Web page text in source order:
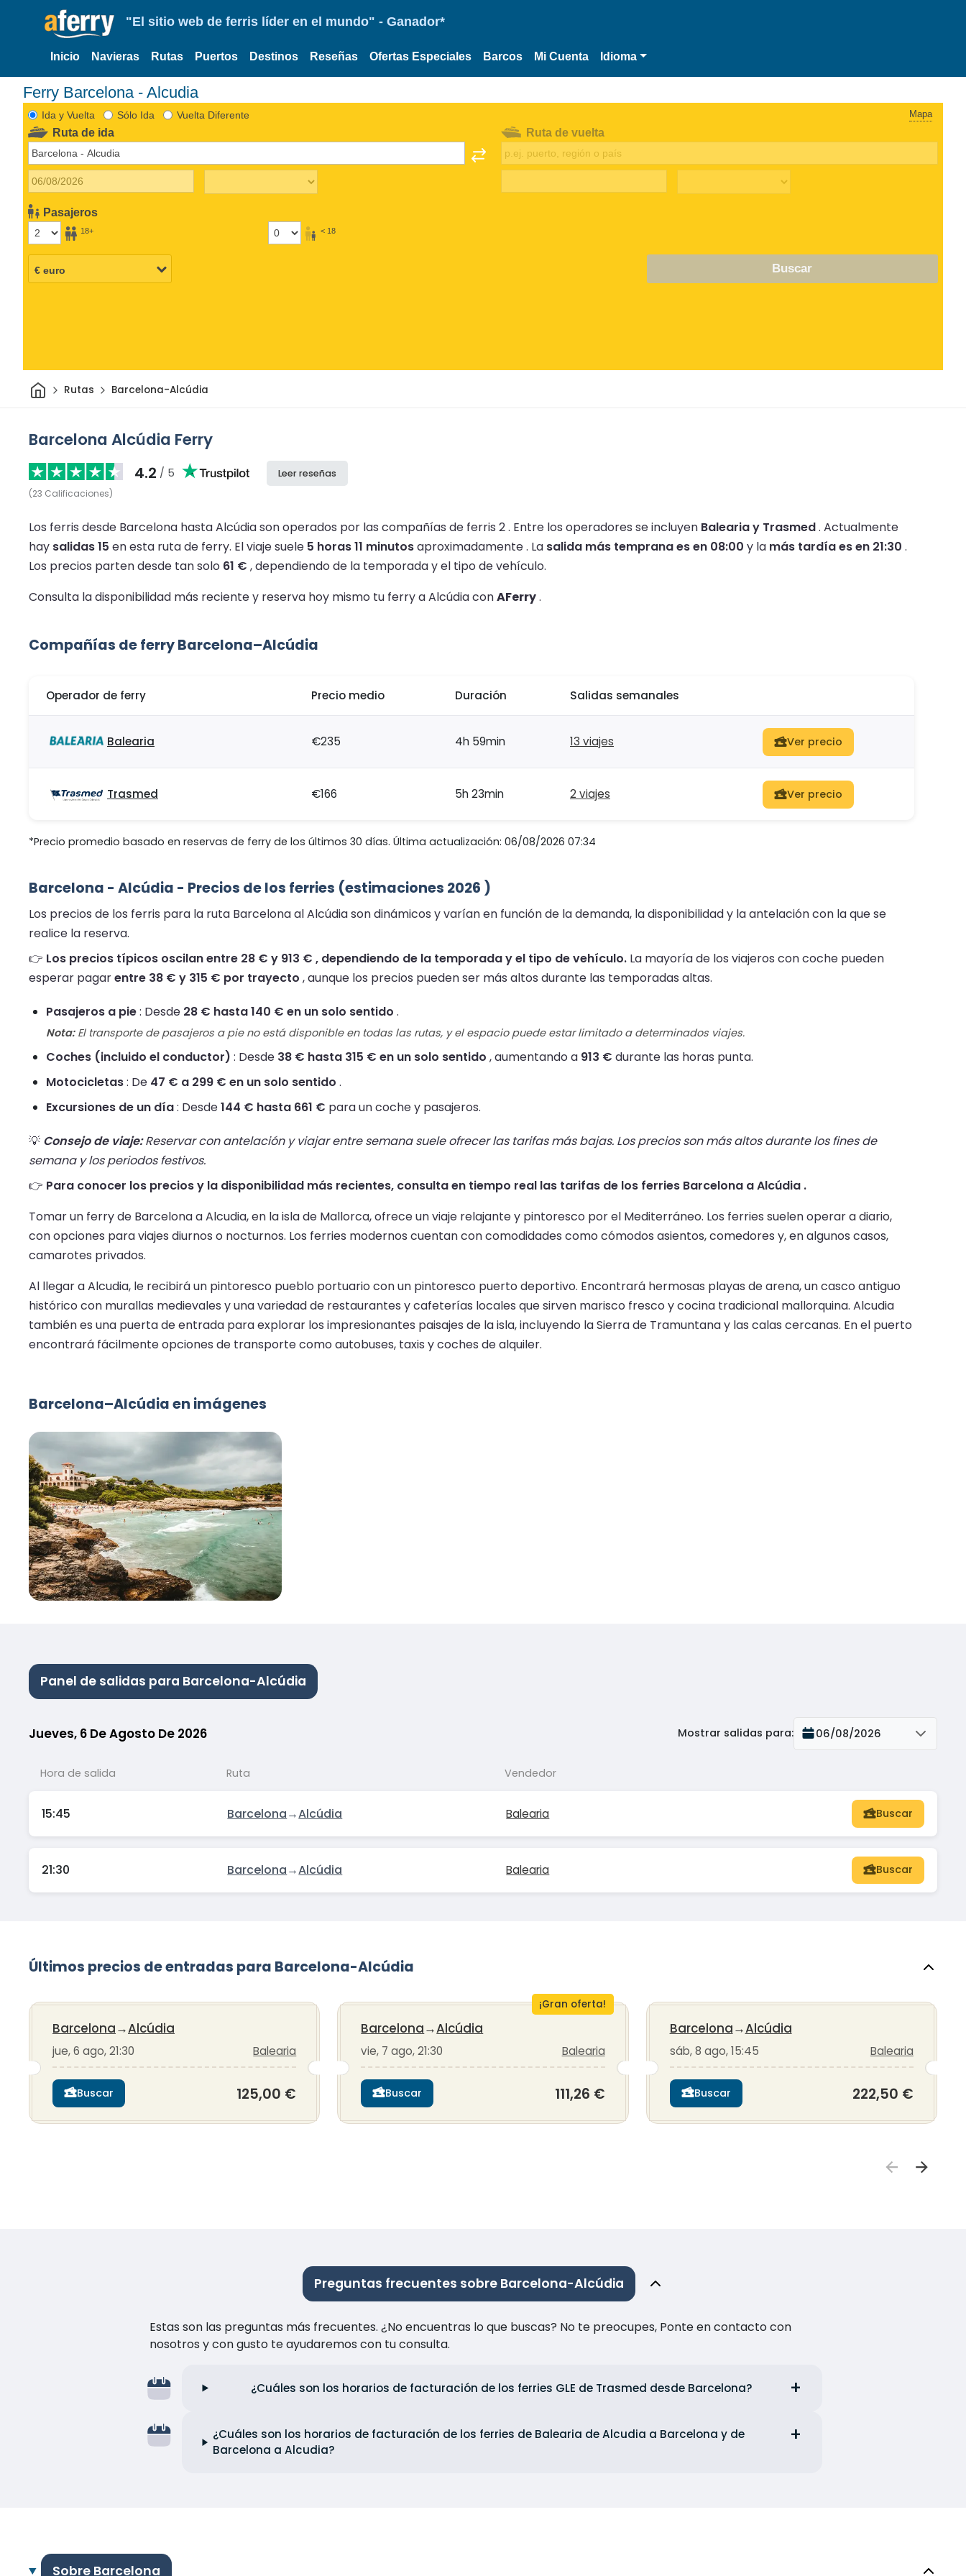
"El sitio web de ferris líder en el mundo" - Ganador*
Inicio Navieras Rutas Puertos Destinos Reseñas Ofertas Especiales Barcos Mi Cuenta Idioma
Ferry Barcelona - Alcudia
Ida y Vuelta Sólo Ida Vuelta Diferente Mapa
Ruta de ida
Pasajeros
18+ < 18
Ruta de vuelta
Buscar
InicioRutas Barcelona-Alcúdia
Barcelona Alcúdia Ferry
4.2 / 5
(23 Calificaciones)
Leer reseñas
Los ferris desde Barcelona hasta Alcúdia son operados por las compañías de ferris 2 . Entre los operadores se incluyen Balearia y Trasmed. Actualmente
hay salidas 15 en esta ruta de ferry. El viaje suele 5 horas 11 minutosaproximadamente . La salida más temprana es en 08:00 y la más tardía es en 21:30 .
Los precios parten desde tan solo 61 € , dependiendo de la temporada y el tipo de vehículo.
Consulta la disponibilidad más reciente y reserva hoy mismo tu ferry a Alcúdia conAFerry.
Compañías de ferry Barcelona–Alcúdia
Operador de ferry Precio medio Duración Salidas semanales
Balearia €235 4h 59min 13 viajes Ver precio
Trasmed €166 5h 23min 2 viajes Ver precio
*Precio promedio basado en reservas de ferry de los últimos 30 días. Última actualización: 06/08/2026 07:34
Barcelona - Alcúdia - Precios de los ferries (estimaciones 2026 )
Los precios de los ferris para la ruta Barcelona al Alcúdia son dinámicos y varían en función de la demanda, la disponibilidad y la antelación con la que se
realice la reserva.
👉 Los precios típicos oscilan entre 28 € y 913 € , dependiendo de la temporada y el tipo de vehículo. La mayoría de los viajeros con coche pueden
esperar pagarentre 38 € y 315 € por trayecto , aunque los precios pueden ser más altos durante las temporadas altas.
Pasajeros a pie: Desde 28 € hasta 140 € en un solo sentido .
Nota:El transporte de pasajeros a pie no está disponible en todas las rutas, y el espacio puede estar limitado a determinados viajes.
Coches (incluido el conductor) : Desde 38 € hasta 315 € en un solo sentido , aumentando a 913 € durante las horas punta.
Motocicletas: De 47 € a 299 € en un solo sentido .
Excursiones de un día: Desde144 € hasta 661 € para un coche y pasajeros.
💡 Consejo de viaje:Reservar con antelación y viajar entre semana suele ofrecer las tarifas más bajas. Los precios son más altos durante los fines de
semana y los periodos festivos.
👉 Para conocer los precios y la disponibilidad más recientes, consulta en tiempo real las tarifas de los ferries Barcelona a Alcúdia .
Tomar un ferry de Barcelona a Alcudia, en la isla de Mallorca, ofrece un viaje relajante y pintoresco por el Mediterráneo. Los ferries suelen operar a diario,
con opciones para viajes diurnos o nocturnos. Los ferries modernos cuentan con comodidades como cómodos asientos, comedores y, en algunos casos,
camarotes privados.
Al llegar a Alcudia, le recibirá un pintoresco pueblo portuario con un pintoresco puerto deportivo. Encontrará hermosas playas de arena, un casco antiguo
histórico con murallas medievales y una variedad de restaurantes y cafeterías locales que sirven marisco fresco y cocina tradicional mallorquina. Alcudia
también es una puerta de entrada para explorar los impresionantes paisajes de la isla, incluyendo la Sierra de Tramuntana y las calas cercanas. En el puerto
encontrará fácilmente opciones de transporte como autobuses, taxis y coches de alquiler.
Barcelona–Alcúdia en imágenes
Panel de salidas para Barcelona-Alcúdia
Jueves, 6 De Agosto De 2026 Mostrar salidas para: 06/08/2026
Hora de salida Ruta Vendedor
15:45 Barcelona→Alcúdia Balearia Buscar
21:30 Barcelona→Alcúdia Balearia Buscar
Últimos precios de entradas para Barcelona-Alcúdia
Barcelona→Alcúdia
jue, 6 ago, 21:30 Balearia
Buscar 125,00 €
¡Gran oferta!
Barcelona→Alcúdia
vie, 7 ago, 21:30 Balearia
Buscar 111,26 €
Barcelona→Alcúdia
sáb, 8 ago, 15:45 Balearia
Buscar 222,50 €
Preguntas frecuentes sobre Barcelona-Alcúdia
Estas son las preguntas más frecuentes. ¿No encuentras lo que buscas? No te preocupes, Ponte en contacto con
nosotros y con gusto te ayudaremos con tu consulta.
¿Cuáles son los horarios de facturación de los ferries GLE de Trasmed desde Barcelona?
¿Cuáles son los horarios de facturación de los ferries de Balearia de Alcudia a Barcelona y de
Barcelona a Alcudia?
Sobre Barcelona